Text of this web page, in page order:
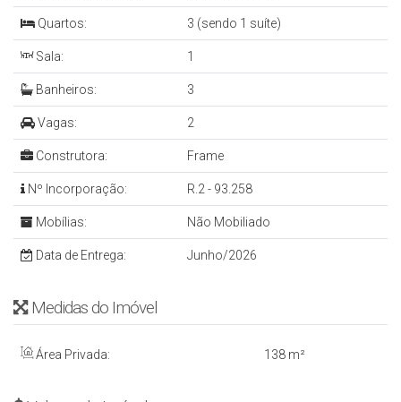
Quartos: 3 (sendo 1 suíte)
Sala: 1
Banheiros: 3
Vagas: 2
Construtora: Frame
Nº Incorporação: R.2 - 93.258
Mobílias: Não Mobiliado
Data de Entrega: Junho/2026
Medidas do Imóvel
Área Privada: 138 m²